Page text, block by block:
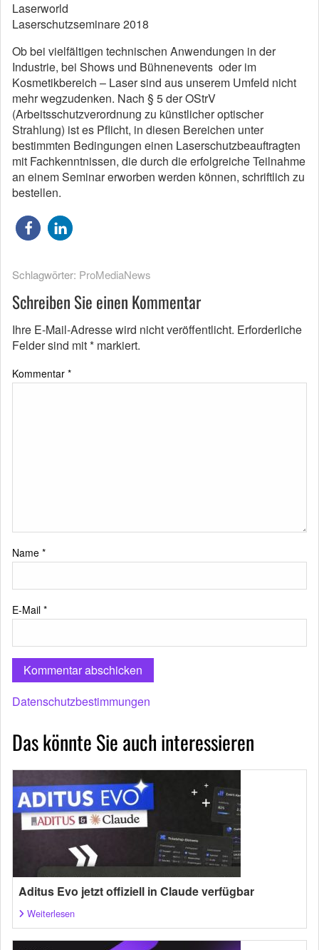
Laserworld
Laserschutzseminare 2018
Ob bei vielfältigen technischen Anwendungen in der
Industrie, bei Shows und Bühnenevents oder im
Kosmetikbereich – Laser sind aus unserem Umfeld nicht
mehr wegzudenken. Nach § 5 der OStrV
(Arbeitsschutzverordnung zu künstlicher optischer
Strahlung) ist es Pflicht, in diesen Bereichen unter
bestimmten Bedingungen einen Laserschutzbeauftragten
mit Fachkenntnissen, die durch die erfolgreiche Teilnahme
an einem Seminar erworben werden können, schriftlich zu
bestellen.
Schlagwörter: ProMediaNews
Schreiben Sie einen Kommentar
Ihre E-Mail-Adresse wird nicht veröffentlicht. Erforderliche
Felder sind mit* markiert.
Kommentar *
Name *
E-Mail *
Datenschutzbestimmungen
Das könnte Sie auch interessieren
Aditus Evo jetzt offiziell in Claude verfügbar
Weiterlesen